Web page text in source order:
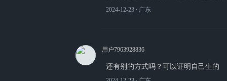
2024-12-23 ∙ 广东
用户7963928836
还有别的方式吗？可以证明自己生的